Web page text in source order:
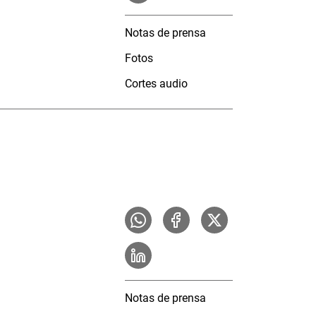
Notas de prensa
Fotos
Cortes audio
Notas de prensa